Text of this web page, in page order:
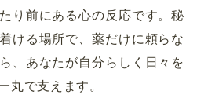
り前にある心の反応です。秘
ける場所で、薬だけに頼らな
、あなたが自分らしく日々を
丸で支えます。